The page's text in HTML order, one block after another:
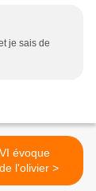
je sais de
évoque
l'allégorie de l'olivier >